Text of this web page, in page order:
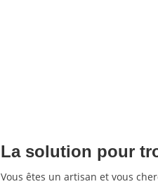
La solution pour
Vous êtes un artisan et vous